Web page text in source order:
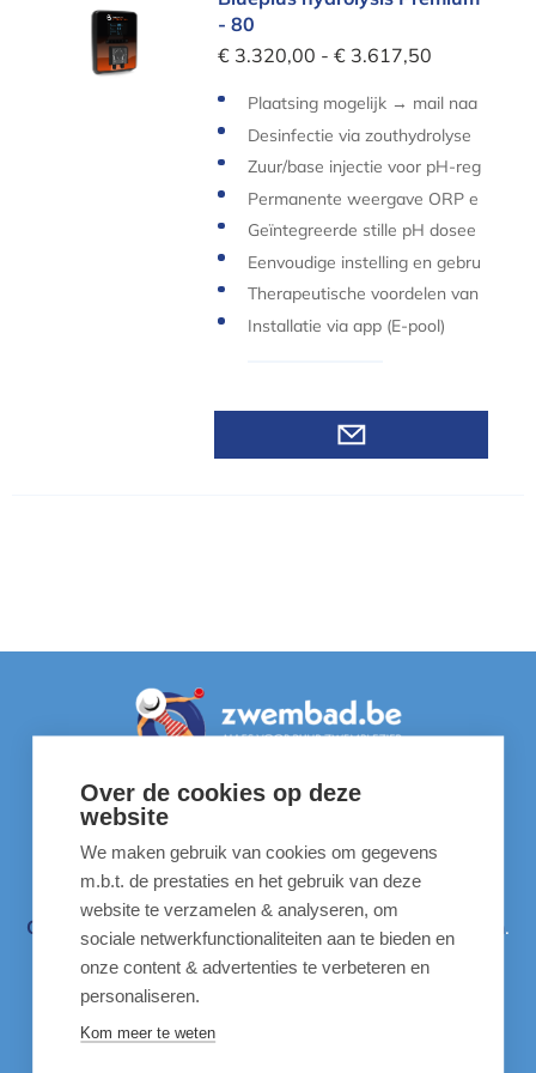
- 80
€ 3.320,00 - € 3.617,50
Plaatsing mogelijk → mail naa
rinfo@zwembad.be
Desinfectie via zouthydrolyse
Zuur/base injectie voor pH-reg
eling
Permanente weergave ORP e
n pH waardes
Geïntegreerde stille pH dosee
rpomp
Eenvoudige instelling en gebru
iksvriendelijk apparaat
Therapeutische voordelen van
zout water
Installatie via app (E-pool)
Bekijk varianten
Liever niet online bestellen?
Kom dan naar één van onze vier verkooppunten:
Overijse
Oudenaarde Schoten , Sint-Martens-Latem.
Over de cookies op deze
website
We maken gebruik van cookies om gegevens
m.b.t. de prestaties en het gebruik van deze
website te verzamelen & analyseren, om
sociale netwerkfunctionaliteiten aan te bieden en
onze content & advertenties te verbeteren en
personaliseren.
Kom meer te weten